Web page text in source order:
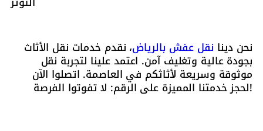
نحن دينا نقل عفش بالرياض، نقدم خدمات نقل الأثاث
بجودة عالية وتغليف آمن. اعتمد علينا لتجربة نقل
موثوقة وسريعة لأثاثكم في العاصمة. اتصلوا الآن
لحجز خدمتنا المميزة على الرقم: لا تفوتوا الفرصة!